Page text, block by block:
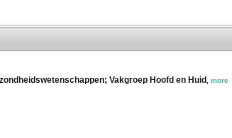
Vakgroep Hoofd en Huid ,more